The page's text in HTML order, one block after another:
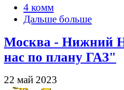
4 комм
Дальше больше
Москва - Нижний
нас по плану ГАЗ"
22 май 2023